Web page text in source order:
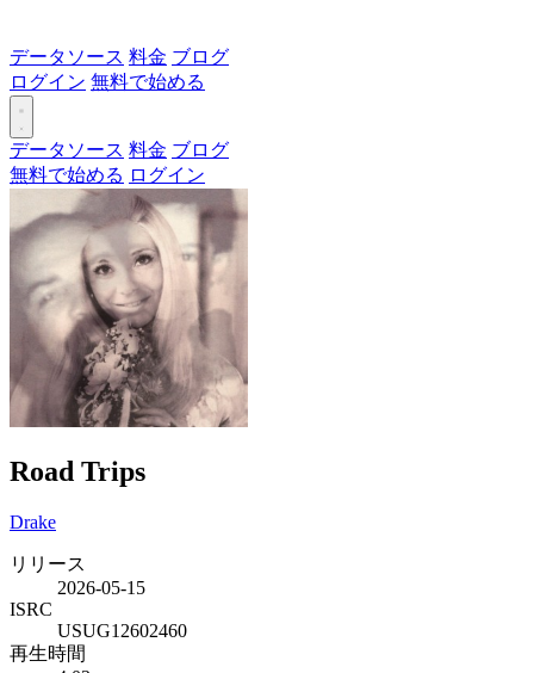
データソース 料金 ブログ
ログイン 無料で始める
データソース 料金 ブログ
無料で始める ログイン
Road Trips
Drake
リリース
2026-05-15
ISRC
USUG12602460
再生時間